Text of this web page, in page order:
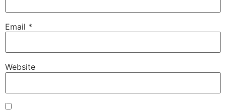
Email *
Website